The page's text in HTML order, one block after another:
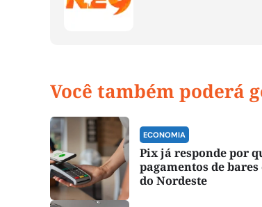
Você também poderá
ECONOMIA
Pix já responde por
pagamentos de
do Nordeste